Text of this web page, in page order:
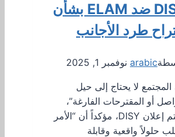
DISY ضد ELAM بشأن
طرد الأجانب
arabic نوفمبر 1, 2025
المجتمع لا يحتاج إلى حيل
أو المقترحات الفارغة”،
يختتم إعلان DISY، مؤكداً أن “الأمر
حلولاً واقعية وقابلة